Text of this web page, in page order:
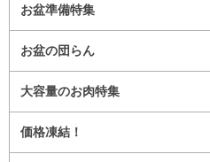
お盆準備特集
お盆の団らん
大容量のお肉特集
価格凍結！